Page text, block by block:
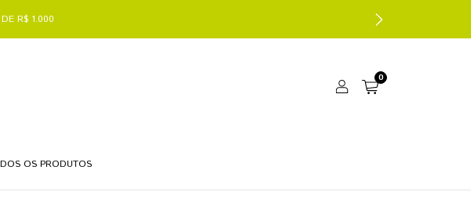
R$ 1.000
0
OS PRODUTOS